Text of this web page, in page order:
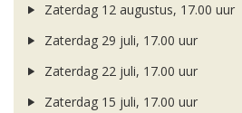
Zaterdag 12 augustus, 17.00 uur
Zaterdag 29 juli, 17.00 uur
Zaterdag 22 juli, 17.00 uur
Zaterdag 15 juli, 17.00 uur